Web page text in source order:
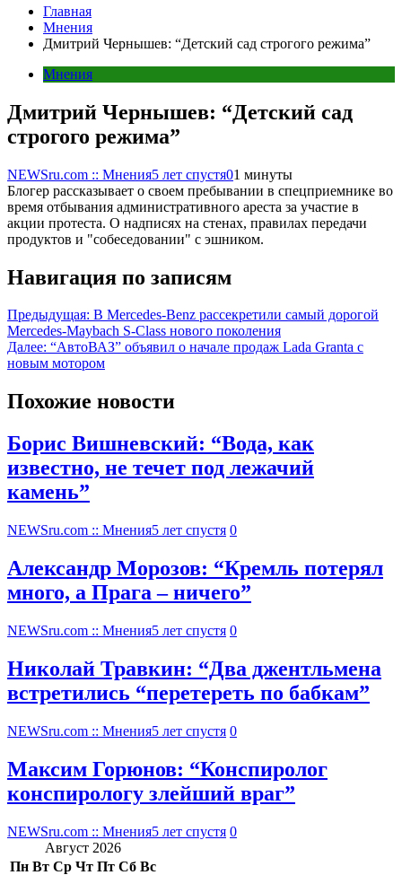
Главная
Мнения
Дмитрий Чернышев: “Детский сад строгого режима”
Мнения
Дмитрий Чернышев: “Детский сад
строгого режима”
NEWSru.com :: Мнения5 лет спустя01 минуты
Блогер рассказывает о своем пребывании в спецприемнике во
время отбывания административного ареста за участие в
акции протеста. О надписях на стенах, правилах передачи
продуктов и "собеседовании" с эшником.
Навигация по записям
Предыдущая: В Mercedes-Benz рассекретили самый дорогой
Mercedes-Maybach S-Class нового поколения
Далее: “АвтоВАЗ” объявил о начале продаж Lada Granta с
новым мотором
Похожие новости
Борис Вишневский: “Вода, как
известно, не течет под лежачий
камень”
NEWSru.com :: Мнения5 лет спустя 0
Александр Морозов: “Кремль потерял
много, а Прага – ничего”
NEWSru.com :: Мнения5 лет спустя 0
Николай Травкин: “Два джентльмена
встретились “перетереть по бабкам”
NEWSru.com :: Мнения5 лет спустя 0
Максим Горюнов: “Конспиролог
конспирологу злейший враг”
NEWSru.com :: Мнения5 лет спустя 0
Август 2026
Пн Вт Ср Чт Пт Сб Вс